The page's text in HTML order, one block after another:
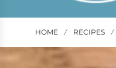
HOME / RECIPES /